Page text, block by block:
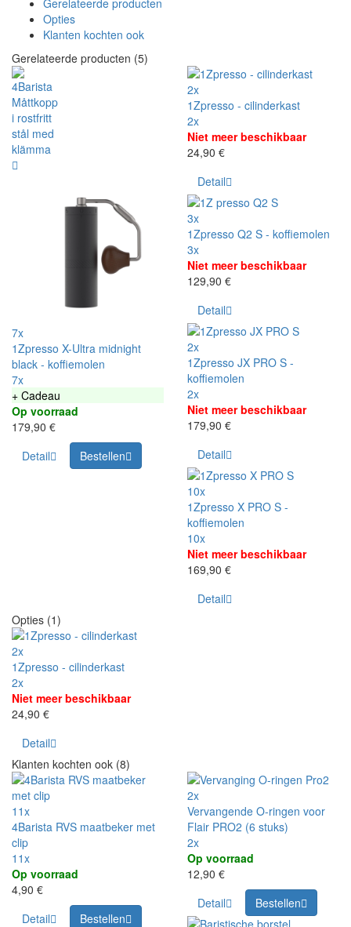
Opties
Klanten kochten ook
Gerelateerde producten (5)
7x
1Zpresso X-Ultra midnight
black - koffiemolen
7x
+ Cadeau
Op voorraad
179,90 €
Detail
Bestellen
2x
1Zpresso - cilinderkast
2x
Niet meer beschikbaar
24,90 €
Detail
3x
1Zpresso Q2 S - koffiemolen
3x
Niet meer beschikbaar
129,90 €
Detail
2x
1Zpresso JX PRO S -
koffiemolen
2x
Niet meer beschikbaar
179,90 €
Detail
10x
1Zpresso X PRO S -
koffiemolen
10x
Niet meer beschikbaar
169,90 €
Detail
Opties (1)
2x
1Zpresso - cilinderkast
2x
Niet meer beschikbaar
24,90 €
Detail
Klanten kochten ook (8)
11x
4Barista RVS maatbeker met
clip
11x
Op voorraad
4,90 €
Detail
Bestellen
2x
Vervangende O-ringen voor
Flair PRO2 (6 stuks)
2x
Op voorraad
12,90 €
Detail
Bestellen